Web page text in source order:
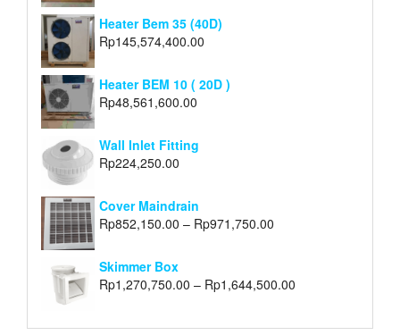
Heater Bem 35 (40D)
Rp145,574,400.00
Heater BEM 10 ( 20D )
Rp48,561,600.00
Wall Inlet Fitting
Rp224,250.00
Cover Maindrain
Rp852,150.00 – Rp971,750.00
Skimmer Box
Rp1,270,750.00 – Rp1,644,500.00